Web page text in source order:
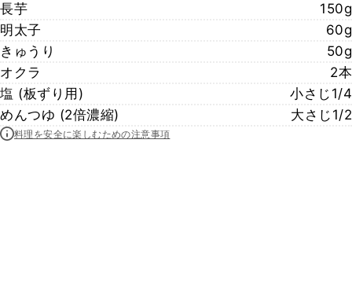
長芋
150g
明太子
60g
きゅうり
50g
オクラ
2本
塩 (板ずり用)
小さじ1/4
めんつゆ (2倍濃縮)
大さじ1/2
料理を安全に楽しむための注意事項